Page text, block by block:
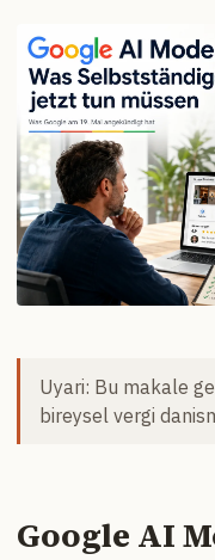
Uyari: Bu makale
bireysel vergi
Google AI